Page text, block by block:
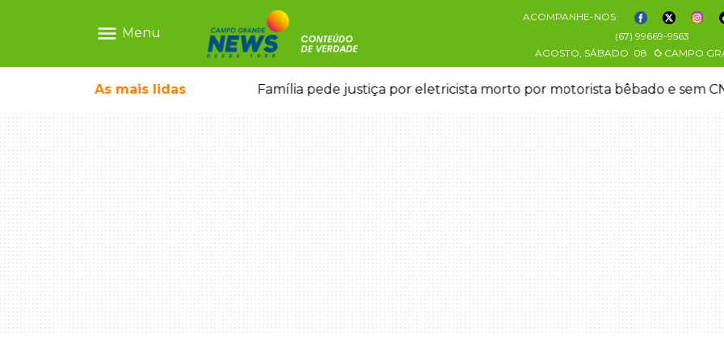
menu Menu
ACOMPANHE-NOS
(67) 99669-9563
AGOSTO, SÁBADO 08 CAMPO
As mais lidas
e morre a caminho do hospital Família pede justiça por eletricista morto por motorista bêbado e sem